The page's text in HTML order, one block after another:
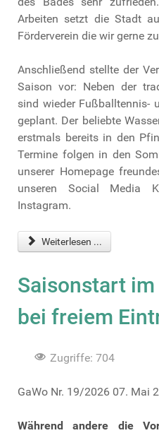
Arbeiten setzt die Stadt
Förderverein die wir gerne
Anschließend stellte der
Saison vor: Neben der
sind wieder Fußballtennis-
geplant. Der beliebte
erstmals bereits in den
Termine folgen in den
unserer Homepage
unseren Social Media
Instagram.
Weiterlesen ...
Saisonstart im
bei freiem
Zugriffe: 704
GaWo Nr. 19/2026 07. Mai
Während andere die